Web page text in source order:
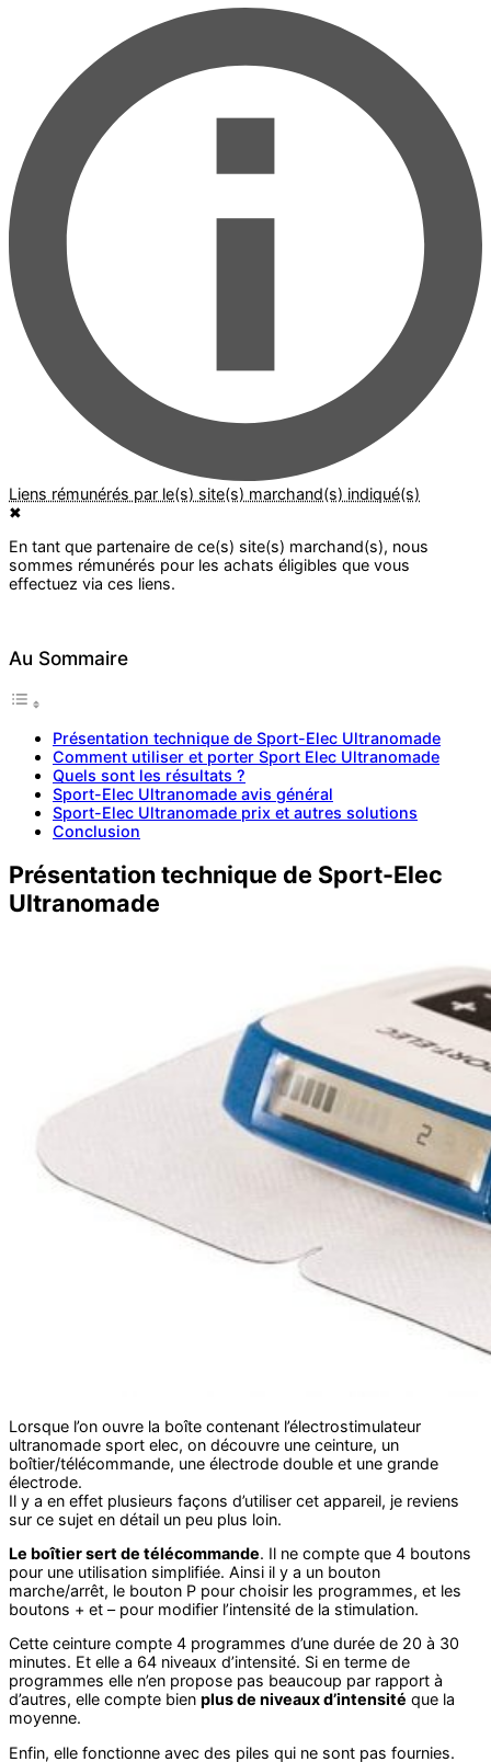
✖
Au Sommaire
Présentation technique de Sport-Elec Ultranomade
Comment utiliser et porter Sport Elec Ultranomade
Quels sont les résultats ?
Sport-Elec Ultranomade avis général
Sport-Elec Ultranomade prix et autres solutions
Conclusion
Présentation technique de Sport-Elec
Ultranomade
Lorsque l’on ouvre la boîte contenant l’électrostimulateur
ultranomade sport elec, on découvre une ceinture, un
boîtier/télécommande, une électrode double et une grande
électrode.
Il y a en effet plusieurs façons d’utiliser cet appareil, je reviens
sur ce sujet en détail un peu plus loin.
Le boîtier sert de télécommande. Il ne compte que 4 boutons
pour une utilisation simplifiée. Ainsi il y a un bouton
marche/arrêt, le bouton P pour choisir les programmes, et les
boutons + et – pour modifier l’intensité de la stimulation.
Cette ceinture compte 4 programmes d’une durée de 20 à 30
minutes. Et elle a 64 niveaux d’intensité. Si en terme de
programmes elle n’en propose pas beaucoup par rapport à
d’autres, elle compte bien plus de niveaux d’intensité que la
moyenne.
Enfin, elle fonctionne avec des piles qui ne sont pas fournies.